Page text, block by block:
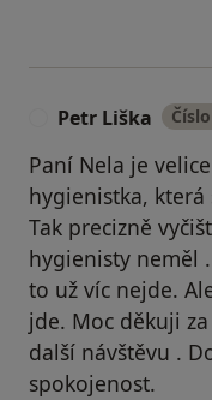
Petr Liška
Paní Nela je
hygienistka,
Tak precizně
hygienisty neměl
to už víc nejde.
jde. Moc děkuji
další návštěvu .
spokojenost.